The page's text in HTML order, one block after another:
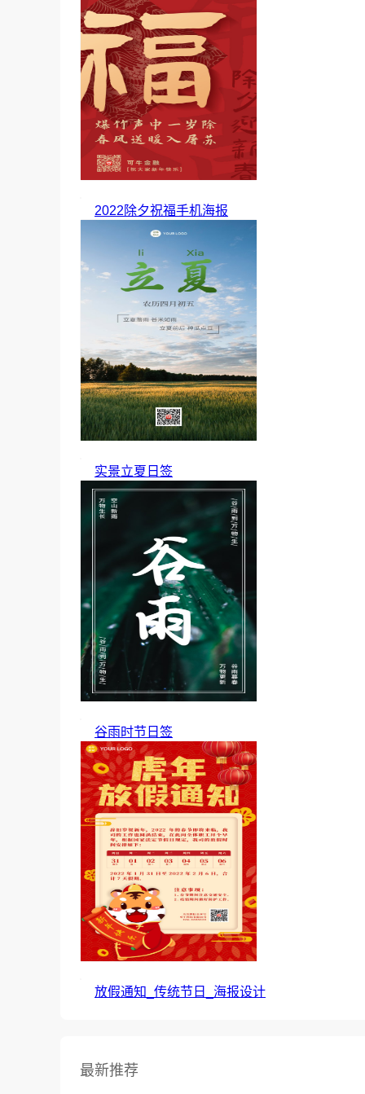
2022除夕祝福手机海报
实景立夏日签
谷雨时节日签
放假通知_传统节日_海报设计
最新推荐